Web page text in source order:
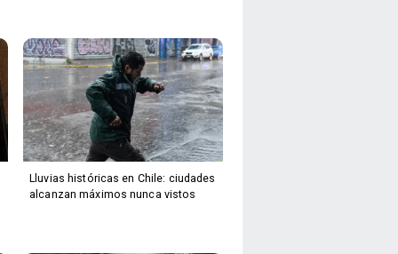
Lluvias históricas en Chile: ciudades
alcanzan máximos nunca vistos